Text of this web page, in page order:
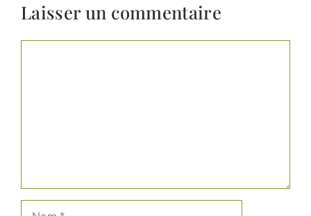
Laisser un commentaire